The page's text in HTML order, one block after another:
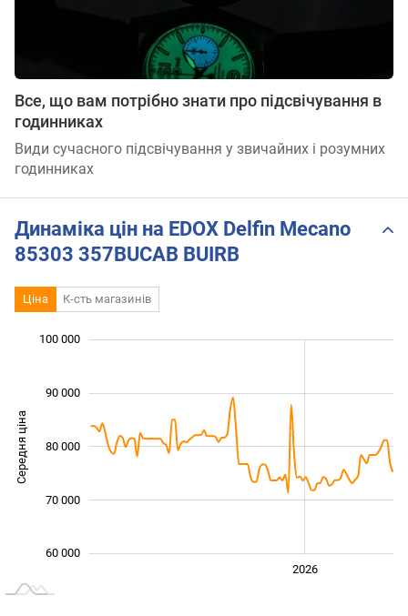
Все, що вам потрібно знати про підсвічування в
годинниках
Види сучасного підсвічування у звичайних і розумних
годинниках
Динаміка цін на EDOX Delfin Mecano
85303 357BUCAB BUIRB
Ціна К-сть магазинів
Середня ціна 100 000
60 000
70 000
80 000
90 000
100 000
2026